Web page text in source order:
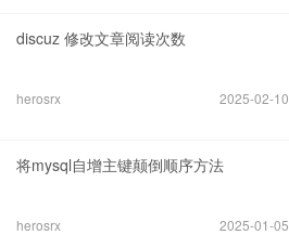
discuz 修改文章阅读次数
herosrx 2025-02-10
将mysql自增主键颠倒顺序方法
herosrx 2025-01-05